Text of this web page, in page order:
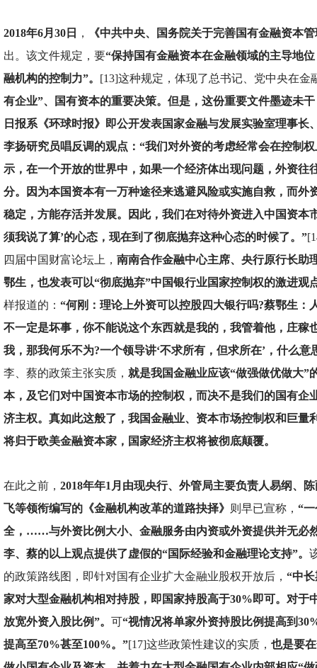
2018年6月30日 ，
《中共中央、国务院关于完善国有金融资本
出。该文件规定，要“保持国有金融资本在金融领域的主导地
融机构的控制力”。 [13]这种规定，体现了总书记、党中央在金
有企业”、国有资本的重要决策。但是，这份重要文件墨迹未
日报系《环球时报》即公开发表国家金融与发展实验室理事长
李扬研究员唱反调的观点：“我们对外资的考虑经常会在控制
示，在一个开放的世界中，如果一个经济体出现问题，外资往
分。因为本国资本有一万种途径来逃避风险或实施自救，而外
稳定，方能存活并发展。因此，我们在对待外资进入中国资本
须我说了算’的心态，现在到了彻底抛弃这种心态的时候了。”
四届中国财富论坛上， 南南合作金融中心主席、央行原行长助
鄂生，也发表可以“彻底抛弃”中国银行业国家控制权的激进观
样报道的： “何刚：理论上外资可以控股四大银行吗?蔡鄂生：
不一定是坏事，你不能说这个东西就是我的，我管着他，庄稼
我，那我何乐不为?一个领导讲‘不求所有，但求所在’，什么
李、蔡的政策主张实质， 就是我国金融业应该“做强做优做大”
本，及它们对中国资本市场的控制权，而决不是我们的国有企
济主权。真如此这般了，我国金融业、资本市场控制权和巨量
将归于欧美金融资本家，国家经济主权将被彻底颠覆。
在此之前， 2018年年1月由现央行、外管局主要负责人易纲、
飞等领衔编写的《金融机构改革的道路抉择》 则早已宣称， “
全，……与外资比例大小、金融服务由内资或外资提供并无必
李、蔡的以上观点提供了虚假的“国际经验和金融理论支持”。
的政策路线图，即针对国有企业扩大金融业股权开放后， “中
家对大型金融机构相对持股，即国家持股高于30%即可。对于
放宽外资入股比例”。 可“视情况将单家外资持股比例提高到
提高至70%甚至100%。”[17]这些政策性建议的实质， 也是要